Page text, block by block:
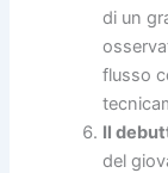
di un
flusso
Il
del